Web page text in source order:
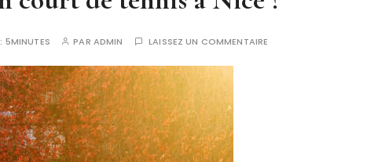
5MINUTES PAR ADMIN LAISSEZ UN COMMENTAIRE